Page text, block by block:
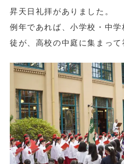
採用情報
関連リンク
個人情報の取り扱いについて
サイトポリシー
昇天日礼拝がありました。
例年であれば、小学校・中
徒が、高校の中庭に集まって